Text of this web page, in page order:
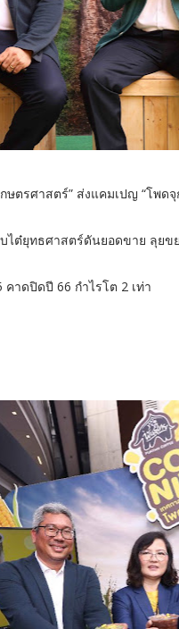
ษตรศาสตร์” ส่งแคมเปญ “โพด
ไต๋ยุทธศาสตร์ดันยอดขาย ลุยข
คาดปิดปี 66 กำไรโต 2 เท่า